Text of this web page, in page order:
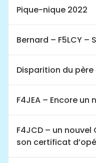
Pique-nique 2022
Bernard – F5LCY –
Disparition du père
F4JEA – Encore un
F4JCD – un
son certificat